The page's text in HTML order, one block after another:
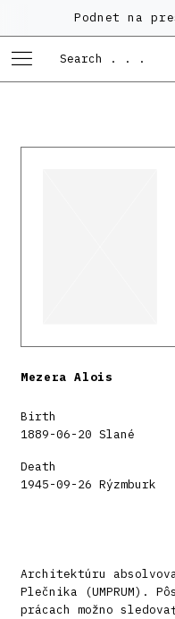
Podnet na
Mezera Alois
Birth
1889-06-20 Slané
Death
1945-09-26 Rýzmburk
Architektúru
Plečnika (UMPRUM).
prácach možno